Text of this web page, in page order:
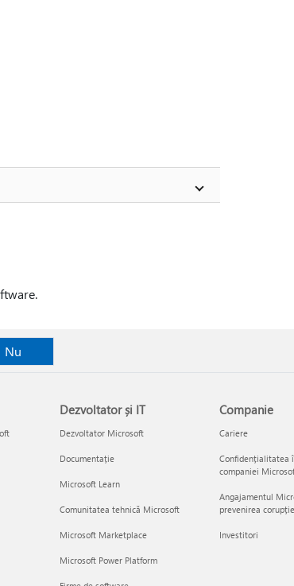
Nu
Dezvoltator și IT
Dezvoltator Microsoft
Documentație
Microsoft Learn
Comunitatea tehnică Microsoft
Microsoft Marketplace
Microsoft Power Platform
Companie
Cariere
Confidențialitatea
companiei
Angajamentul
prevenirea
Investitori